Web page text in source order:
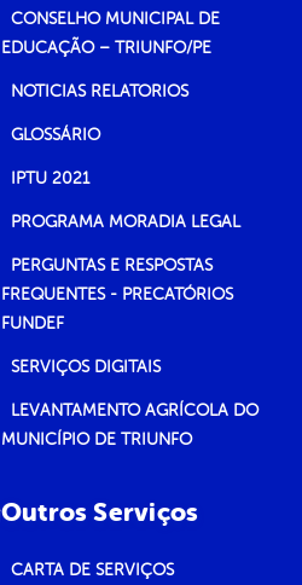
CONSELHO MUNICIPAL DE
EDUCAÇÃO – TRIUNFO/PE
NOTICIAS RELATORIOS
GLOSSÁRIO
IPTU 2021
PROGRAMA MORADIA LEGAL
PERGUNTAS E RESPOSTAS
FREQUENTES - PRECATÓRIOS
FUNDEF
SERVIÇOS DIGITAIS
LEVANTAMENTO AGRÍCOLA DO
MUNICÍPIO DE TRIUNFO
Outros Serviços
CARTA DE SERVIÇOS